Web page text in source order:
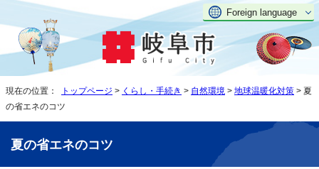
Foreign language
現在の位置： トップページ > くらし・手続き > 自然環境 > 地球温暖化対策 > 夏
の省エネのコツ
夏の省エネのコツ